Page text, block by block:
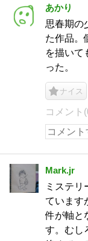
あかり
思春期の
た作品。
を描いて
った。
ナイス
コメント
Mark.jr
ミステ
ています
件が軸と
す。むし